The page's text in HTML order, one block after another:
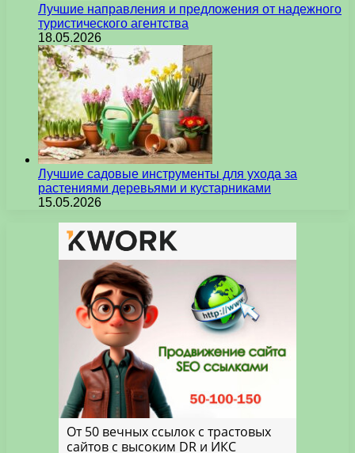
Лучшие направления и предложения от надежного
туристического агентства
18.05.2026
Лучшие садовые инструменты для ухода за
растениями деревьями и кустарниками
15.05.2026